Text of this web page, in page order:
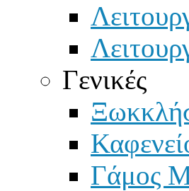
Γενικές
Γάμος